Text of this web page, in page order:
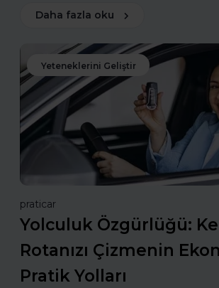
Daha fazla oku
Yeteneklerini Geliştir
praticar
Yolculuk Özgürlüğü:
Rotanızı Çizmenin
Pratik Yolları